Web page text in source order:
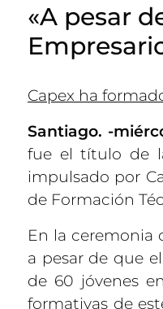
«A pesar
Capex ha
Santiago. -
fue el título de
impulsado por
de Formación
En la ceremonia
a pesar de que
de 60 jóvenes
formativas de